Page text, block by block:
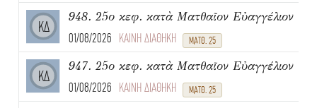
ΚΔ
948. 25ο κεφ. κατὰ Ματθαῖον Εὐαγγέλιον
01/08/2026 ΚΑΙΝΗ ΔΙΑΘΗΚΗ ΜΑΤΘ. 25
ΚΔ
947. 25ο κεφ. κατὰ Ματθαῖον Εὐαγγέλιον
01/08/2026 ΚΑΙΝΗ ΔΙΑΘΗΚΗ ΜΑΤΘ. 25